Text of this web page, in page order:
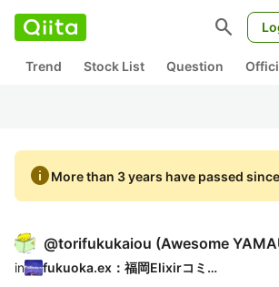
search
Trend Stock List Question
infoMore than 3 years have passed
@torifukukaiou (Awesome
in fukuoka.ex：福岡Elixirコミュ